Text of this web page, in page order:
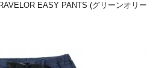
EASY PANTS (グリーンオリー